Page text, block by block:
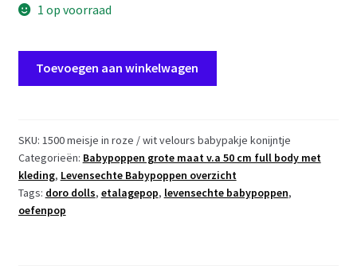
1 op voorraad
Levensechte
Meisje
fullbody
blank
52
cm
Toevoegen aan winkelwagen
SKU: 1500 meisje in roze / wit velours babypakje konijntje
Categorieën: Babypoppen grote maat v.a 50 cm full body met
kleding, Levensechte Babypoppen overzicht
Tags: doro dolls, etalagepop, levensechte babypoppen,
oefenpop